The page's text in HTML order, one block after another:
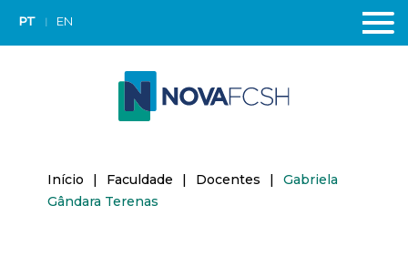
PT EN
Início | Faculdade | Docentes |
Gabriela
Gândara Terenas